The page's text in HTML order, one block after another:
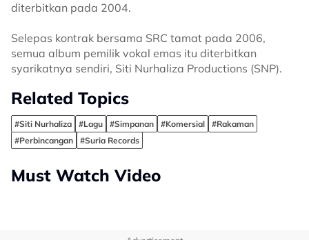
diterbitkan pada 2004.
Selepas kontrak bersama SRC tamat pada 2006,
semua album pemilik vokal emas itu diterbitkan
syarikatnya sendiri, Siti Nurhaliza Productions (SNP).
Related Topics
#Siti Nurhaliza #Lagu #Simpanan #Komersial
#Rakaman
#Perbincangan
#Suria Records
Must Watch Video